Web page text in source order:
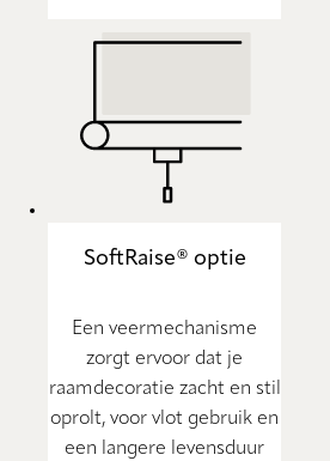
SoftRaise® optie
Een veermechanisme
zorgt ervoor dat je
raamdecoratie zacht en stil
oprolt, voor vlot gebruik en
een langere levensduur